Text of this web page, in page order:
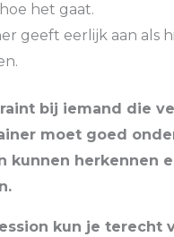
het gaat.
geeft eerlijk aan als
bij iemand die
moet goed
kunnen herkennen
kun je terecht